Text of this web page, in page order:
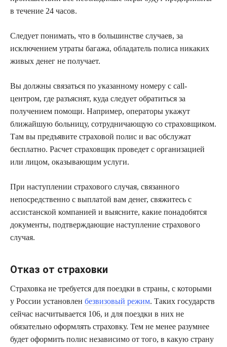
в течение 24 часов.
Следует понимать, что в большинстве случаев, за
исключением утраты багажа, обладатель полиса никаких
живых денег не получает.
Вы должны связаться по указанному номеру с call-
центром, где разъяснят, куда следует обратиться за
получением помощи. Например, операторы укажут
ближайшую больницу, сотрудничающую со страховщиком.
Там вы предъявите страховой полис и вас обслужат
бесплатно. Расчет страховщик проведет с организацией
или лицом, оказывающим услуги.
При наступлении страхового случая, связанного
непосредственно с выплатой вам денег, свяжитесь с
ассистанской компанией и выясните, какие понадобятся
документы, подтверждающие наступление страхового
случая.
Отказ от страховки
Страховка не требуется для поездки в страны, с которыми
у России установлен безвизовый режим. Таких государств
сейчас насчитывается 106, и для поездки в них не
обязательно оформлять страховку. Тем не менее разумнее
будет оформить полис независимо от того, в какую страну